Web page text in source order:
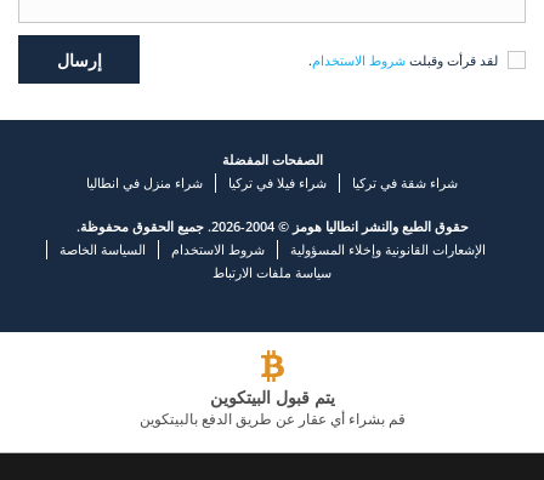
لقد قرأت وقبلت شروط الاستخدام.
الصفحات المفضلة
شراء شقة في تركيا
شراء فيلا في تركيا شراء منزل في انطاليا
حقوق الطبع والنشر انطاليا هومز © 2004-2026. جميع الحقوق محفوظة.
الإشعارات القانونية وإخلاء المسؤولية
شروط الاستخدام
السياسة الخاصة
سياسة ملفات الارتباط
يتم قبول البيتكوين
قم بشراء أي عقار عن طريق الدفع بالبيتكوين